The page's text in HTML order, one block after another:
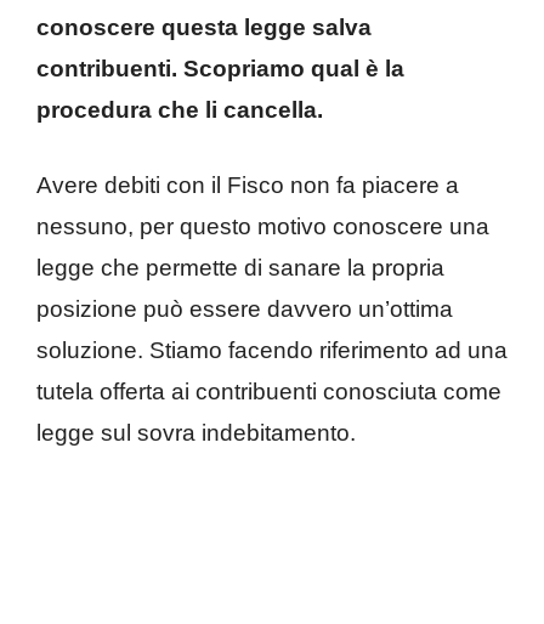
conoscere questa legge salva
contribuenti. Scopriamo qual è la
procedura che li cancella.
Avere debiti con il Fisco non fa piacere a
nessuno, per questo motivo conoscere una
legge che permette di sanare la propria
posizione può essere davvero un’ottima
soluzione. Stiamo facendo riferimento ad una
tutela offerta ai contribuenti conosciuta come
legge sul sovra indebitamento.